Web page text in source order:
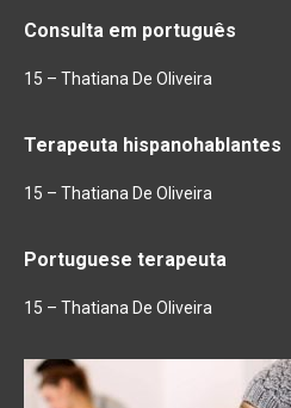
Consulta em português
15 – Thatiana De Oliveira
Terapeuta hispanohablantes
15 – Thatiana De Oliveira
Portuguese terapeuta
15 – Thatiana De Oliveira